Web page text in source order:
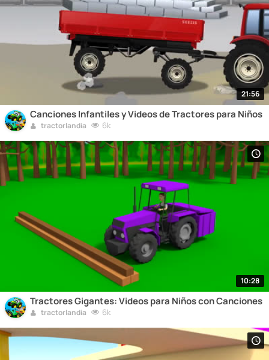
21:56
Canciones Infantiles y Videos de Tractores para Niños
tractorlandia 6k
10:28
Tractores Gigantes: Videos para Niños con Canciones
tractorlandia 6k